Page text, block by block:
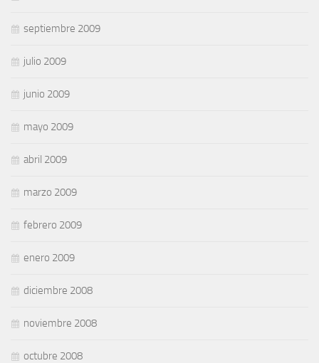
septiembre 2009
julio 2009
junio 2009
mayo 2009
abril 2009
marzo 2009
febrero 2009
enero 2009
diciembre 2008
noviembre 2008
octubre 2008